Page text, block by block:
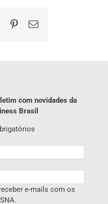
Pinterest
E-
com novidades da
Brasil
e-mails com os